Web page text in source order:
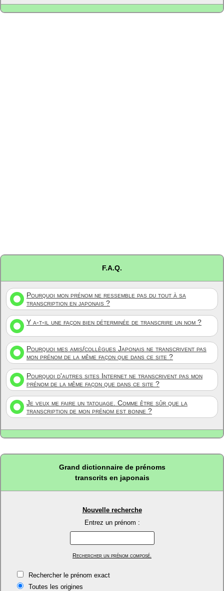
F.A.Q.
Pourquoi mon prénom ne ressemble pas du tout à sa
transcription en japonais ?
Y a-t-il une façon bien déterminée de transcrire un nom ?
Pourquoi mes amis/collègues Japonais ne transcrivent pas
mon prénom de la même façon que dans ce site ?
Pourquoi d'autres sites Internet ne transcrivent pas mon
prénom de la même façon que dans ce site ?
Je veux me faire un tatouage. Comme être sûr que la
transcription de mon prénom est bonne ?
Grand dictionnaire de prénoms
transcrits en japonais
Nouvelle recherche
Entrez un prénom :
Rechercher un prénom composé.
Rechercher le prénom exact
Toutes les origines